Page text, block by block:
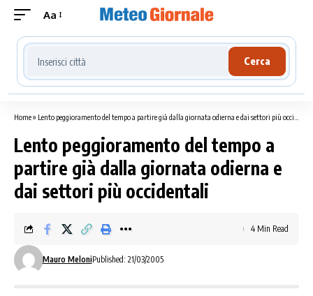
Aa
Cerca località meteo
Cerca
Home» Lento peggioramento del tempo a partire già dalla giornata odierna e dai settori più occidentali
Lento peggioramento del tempo a
partire già dalla giornata odierna e
dai settori più occidentali
Mauro MeloniPublished: 21/03/2005
4 Min Read